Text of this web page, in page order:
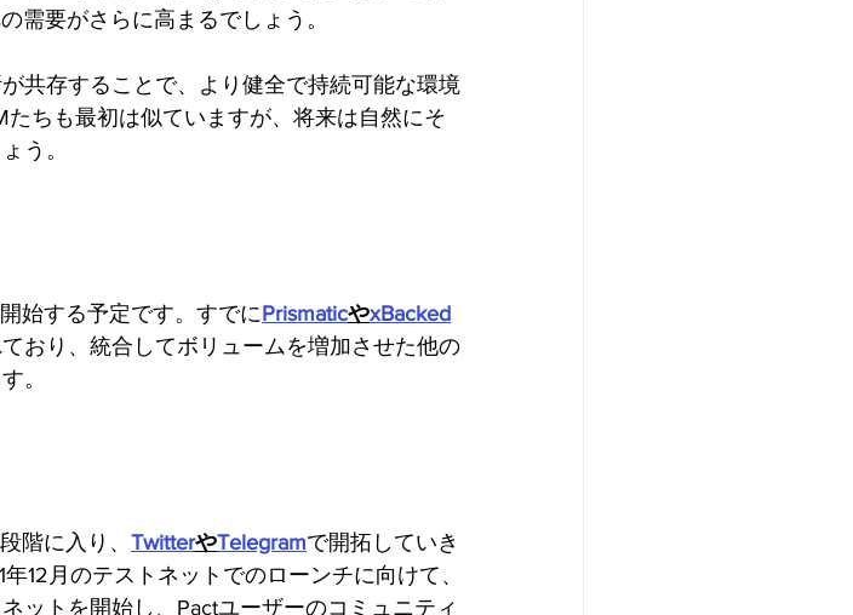
需要がさらに高まるでしょう。
共存することで、より健全で持続可能な環境
ちも最初は似ていますが、将来は自然にそ
う。
始する予定です。すでにPrismaticやxBacked
おり、統合してボリュームを増加させた他の
。
階に入り、 TwitterやTelegramで開拓していき
12月のテストネットでのローンチに向けて、
ットを開始し、Pactユーザーのコミュニティ